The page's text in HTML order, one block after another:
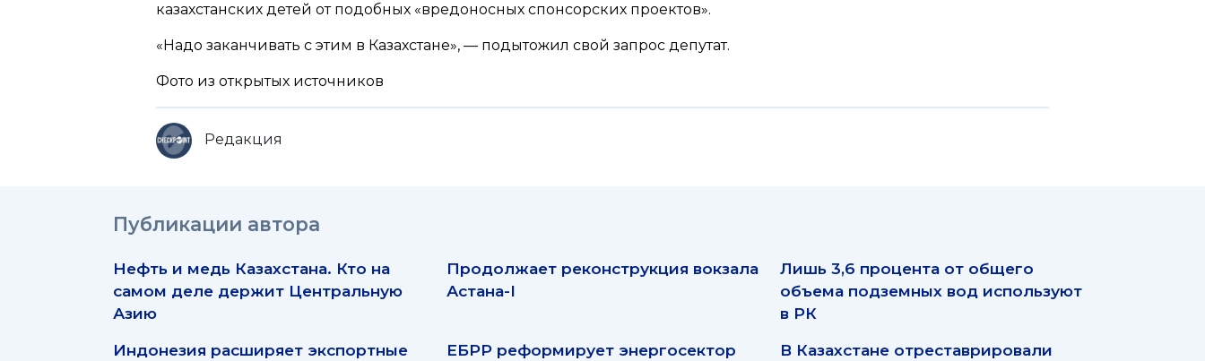
казахстанских детей от подобных «вредоносных спонсорских проектов».
«Надо заканчивать с этим в Казахстане», — подытожил свой запрос депутат.
Фото из открытых источников
Редакция
Публикации автора
Нефть и медь Казахстана. Кто на
самом деле держит Центральную
Азию
Продолжает реконструкция вокзала
Астана-I
Лишь 3,6 процента от общего
объема подземных вод используют
в РК
Индонезия расширяет экспортные
ЕБРР реформирует энергосектор
В Казахстане отреставрировали